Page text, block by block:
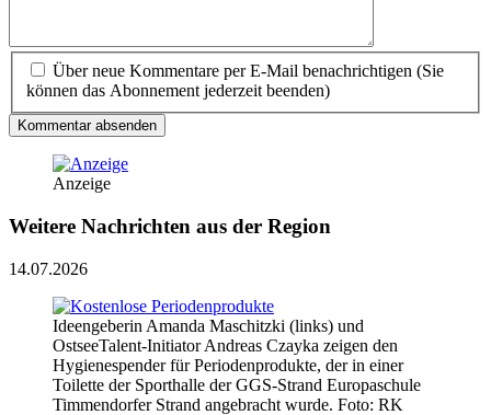
Über neue Kommentare per E-Mail benachrichtigen (Sie
können das Abonnement jederzeit beenden)
Kommentar absenden
Anzeige
Weitere Nachrichten aus der Region
14.07.2026
Ideengeberin Amanda Maschitzki (links) und
OstseeTalent-Initiator Andreas Czayka zeigen den
Hygienespender für Periodenprodukte, der in einer
Toilette der Sporthalle der GGS-Strand Europaschule
Timmendorfer Strand angebracht wurde. Foto: RK